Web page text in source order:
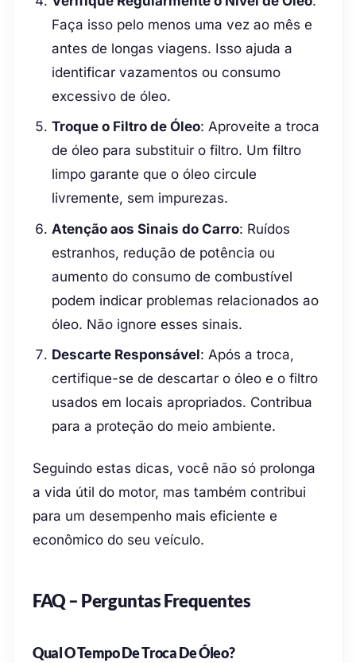
Faça isso pelo menos uma vez ao mês e
antes de longas viagens. Isso ajuda a
identificar vazamentos ou consumo
excessivo de óleo.
Troque o Filtro de Óleo: Aproveite a troca
de óleo para substituir o filtro. Um filtro
limpo garante que o óleo circule
livremente, sem impurezas.
Atenção aos Sinais do Carro: Ruídos
estranhos, redução de potência ou
aumento do consumo de combustível
podem indicar problemas relacionados ao
óleo. Não ignore esses sinais.
Descarte Responsável: Após a troca,
certifique-se de descartar o óleo e o filtro
usados em locais apropriados. Contribua
para a proteção do meio ambiente.
Seguindo estas dicas, você não só prolonga
a vida útil do motor, mas também contribui
para um desempenho mais eficiente e
econômico do seu veículo.
FAQ – Perguntas Frequentes
Qual O Tempo De Troca De Óleo?